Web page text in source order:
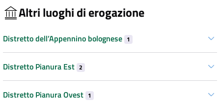
Altri luoghi di erogazione
Distretto dell’Appennino bolognese 1
Distretto Pianura Est 2
Distretto Pianura Ovest 1